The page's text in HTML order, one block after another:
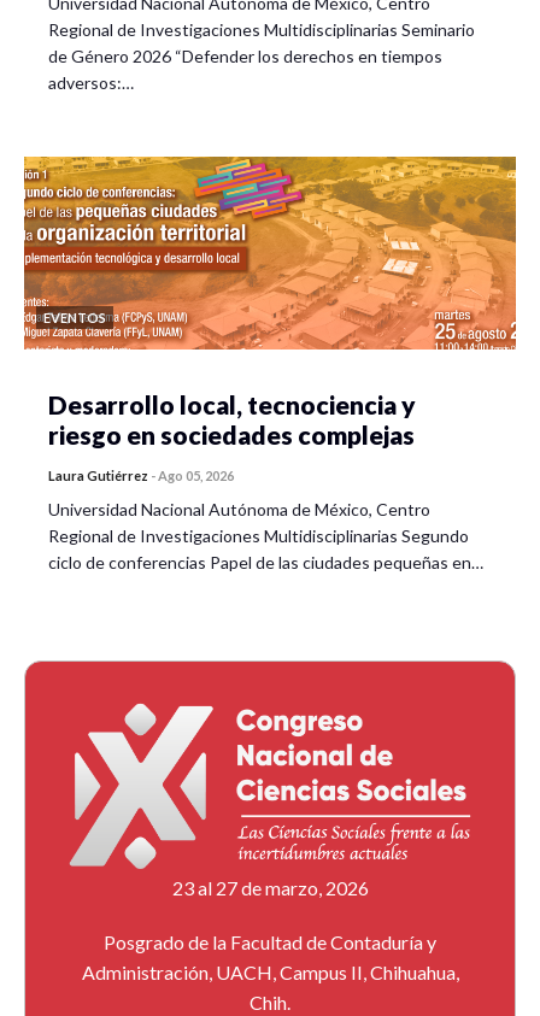
Regional de Investigaciones Multidisciplinarias Seminario
de Género 2026 “Defender los derechos en tiempos
adversos:…
EVENTOS
Desarrollo local, tecnociencia y
riesgo en sociedades complejas
Laura Gutiérrez -Ago 05, 2026
Universidad Nacional Autónoma de México, Centro
Regional de Investigaciones Multidisciplinarias Segundo
ciclo de conferencias Papel de las ciudades pequeñas en…
23 al 27 de marzo, 2026
Posgrado de la Facultad de Contaduría y
Administración, UACH, Campus II, Chihuahua,
Chih.